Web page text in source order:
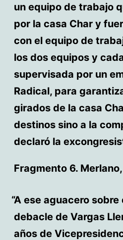
un equipo de trabajo
por la casa Char y
con el equipo de
los dos equipos y
supervisada por un
Radical, para
girados de la casa
destinos sino a la
declaró la
Fragmento 6.
A ese aguacero sobre
debacle de Vargas
años de